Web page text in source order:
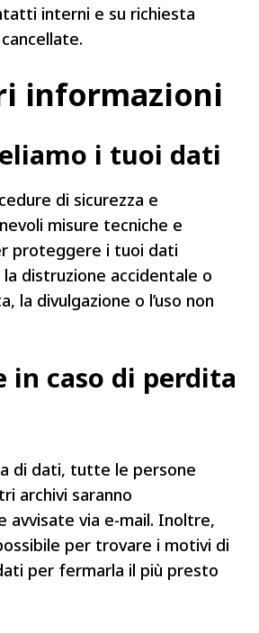
interni e su richiesta
informazioni
i tuoi dati
di sicurezza e
misure tecniche e
proteggere i tuoi dati
distruzione accidentale o
la divulgazione o l’uso non
in caso di perdita
di dati, tutte le persone
archivi saranno
avvisate via e-mail. Inoltre,
per trovare i motivi di
per fermarla il più presto